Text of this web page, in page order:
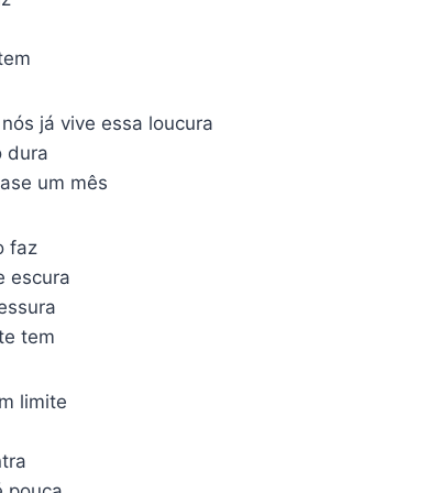
já vive essa loucura
dura
um mês
faz
escura
tem
limite